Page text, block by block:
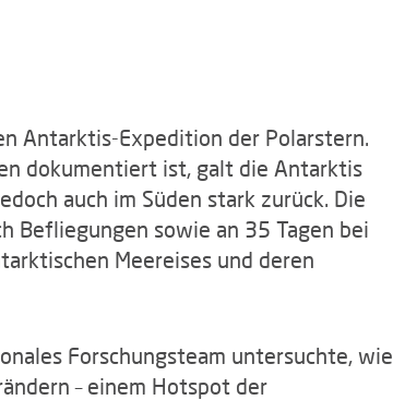
Antarktis-Expedition der Polarstern.
dokumentiert ist, galt die Antarktis
auch im Süden stark zurück. Die
Befliegungen sowie an 35 Tagen bei
Meereises und deren
Forschungsteam untersuchte, wie
– einem Hotspot der